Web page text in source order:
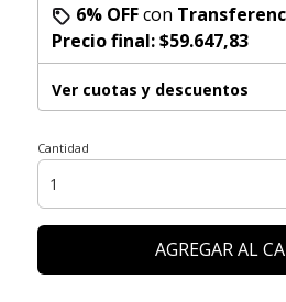
6% OFFcon
Precio final:$59.647,83
Ver cuotas y descuentos
Cantidad
AGREGAR AL